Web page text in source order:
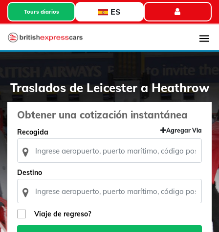
Tours diarios ES
Traslados de Leicester a Heathrow
Obtener una cotización instantánea
Recogida Agregar Via
Destino
Viaje de regreso?